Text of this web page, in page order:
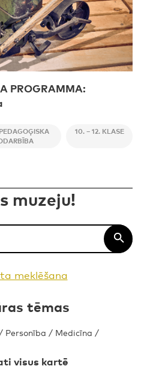
PROGRAMMA:
10. – 12. KLASE
muzeju!
meklēšana
tēmas
/ Personība / Medicīna /
visus kartē